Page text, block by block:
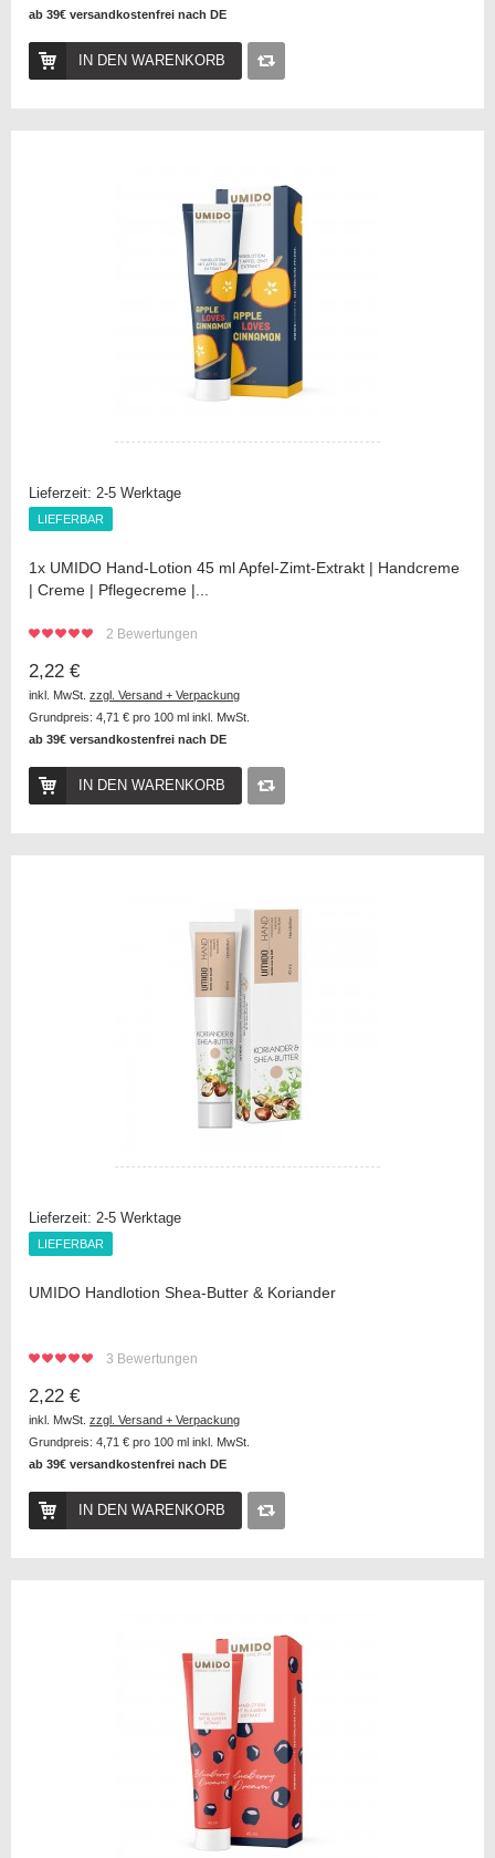
ab 39€ versandkostenfrei nach DE
IN DEN WARENKORB
Lieferzeit: 2-5 Werktage
1x UMIDO Hand-Lotion 45 ml Apfel-Zimt-Extrakt | Handcreme
| Creme | Pflegecreme |...
2 Bewertungen
LIEFERBAR
2,22 €
inkl. MwSt. zzgl. Versand + Verpackung
Grundpreis: 4,71 € pro 100 ml inkl. MwSt.
ab 39€ versandkostenfrei nach DE
LIEFERBAR
IN DEN WARENKORB
Lieferzeit: 2-5 Werktage
UMIDO Handlotion Shea-Butter & Koriander
3 Bewertungen
LIEFERBAR
2,22 €
inkl. MwSt. zzgl. Versand + Verpackung
Grundpreis: 4,71 € pro 100 ml inkl. MwSt.
ab 39€ versandkostenfrei nach DE
LIEFERBAR
IN DEN WARENKORB